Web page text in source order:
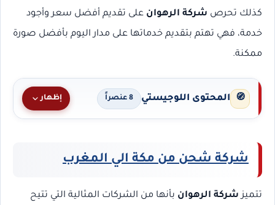
كذلك تحرص شركة الرهوان على تقديم أفضل سعر وأجود
خدمة، فهي تهتم بتقديم خدماتها على مدار اليوم بأفضل صورة
ممكنة.
🧭 المحتوى اللوجيستي 8 عنصراً إظهار
شركة شحن من مكة الي المغرب
تتميز شركة الرهوان بأنها من الشركات المثالية التي تتيح